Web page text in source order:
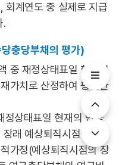
계연도 중 실제로 지급
.
충당부채의 평가)
중 재정상태표일 현재의
가치로 산정하여 평가한
상태표일 현재의 연금
래 예상퇴직시점에 지
가정(예상퇴직시점의 장